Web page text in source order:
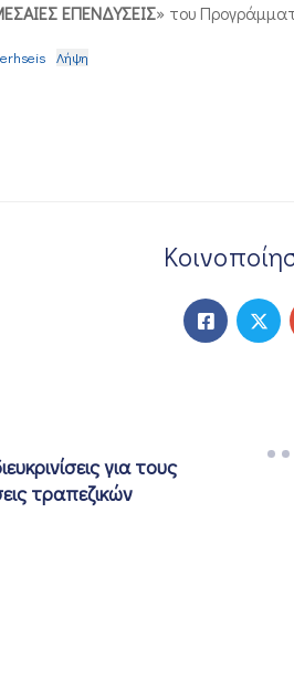
ΕΠΕΝΔΥΣΕΙΣ» του
Λήψη
για τους
τραπεζικών